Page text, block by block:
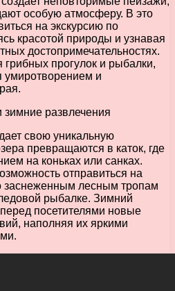
особую атмосферу. В это
на экскурсию по
красотой природы и узнавая
достопримечательностях.
прогулок и рыбалки,
умиротворением и
развлечения
свою уникальную
превращаются в каток, где
на коньках или санках.
отправиться на
заснеженным лесным тропам
рыбалке. Зимний
посетителями новые
наполняя их яркими